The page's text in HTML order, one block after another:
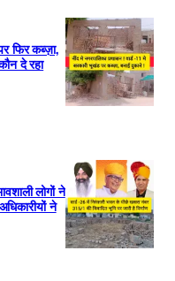
फिर कब्ज़ा,
दे रहा
लोगों ने
ने